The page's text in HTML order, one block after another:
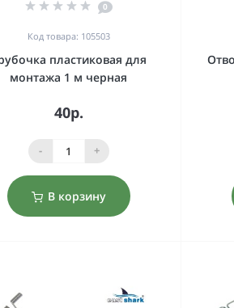
0
Код товара: 105503
пластиковая для
монтажа 1 м черная
40р.
- +
В корзину